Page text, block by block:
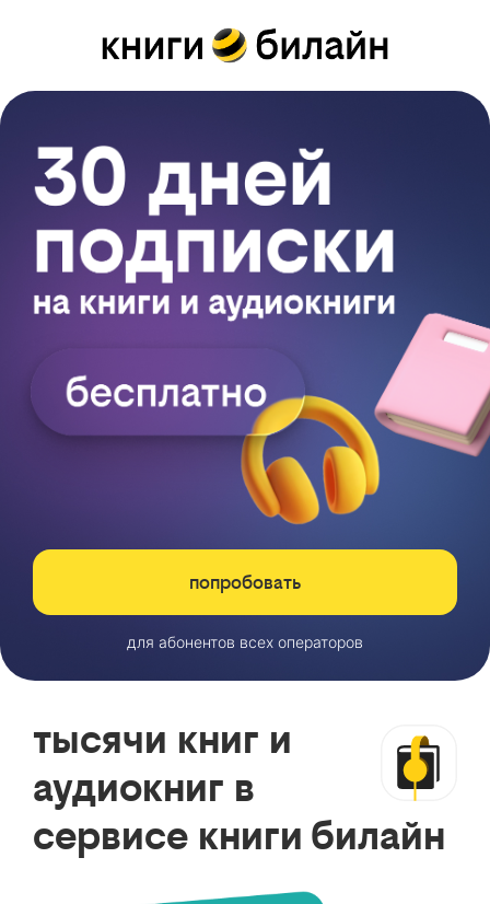
попробовать
для абонентов всех операторов
тысячи книг и
аудиокниг в
сервисе книги билайн